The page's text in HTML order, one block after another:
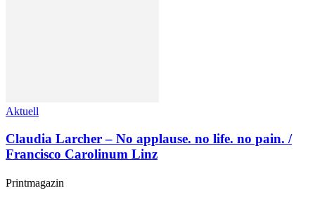
Aktuell
Claudia Larcher – No applause. no life. no pain. /
Francisco Carolinum Linz
Printmagazin